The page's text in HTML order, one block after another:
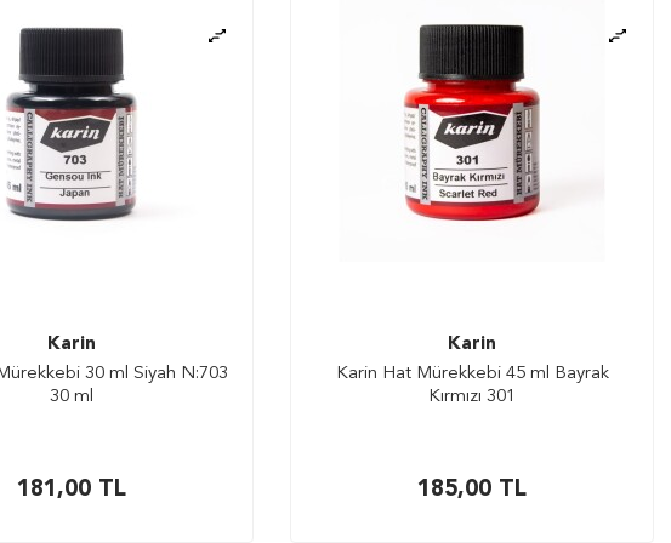
Karin
30 ml Siyah N:703
30 ml
181,00 TL
Karin
Karin Hat Mürekkebi 45 ml Bayrak
Kırmızı 301
185,00 TL